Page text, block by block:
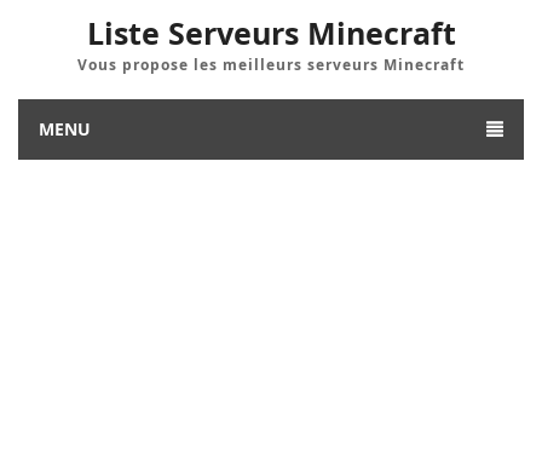
Liste Serveurs Minecraft
Vous propose les meilleurs serveurs Minecraft
MENU